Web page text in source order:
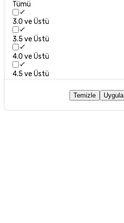
Tümü
3.0 ve Üstü
3.5 ve Üstü
4.0 ve Üstü
4.5 ve Üstü
Temizle Uygula